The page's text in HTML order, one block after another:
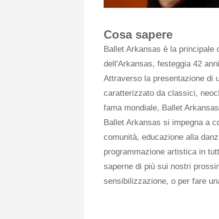
Cosa sapere
Ballet Arkansas è la principale
dell'Arkansas, festeggia 42
Attraverso la presentazione di
caratterizzato da classici,
fama mondiale, Ballet
Ballet Arkansas si impegna a
comunità, educazione alla
programmazione artistica in
saperne di più sui nostri
sensibilizzazione, o per fare